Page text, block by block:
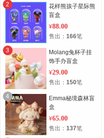
2
花样熊孩子星际熊
盲盒
¥88.00
售出： 166笔
3
Molang兔杯子挂
饰手办盲盒
¥29.00
售出： 150笔
4
Emma秘境森林盲
盒
¥65.00
售出： 137笔